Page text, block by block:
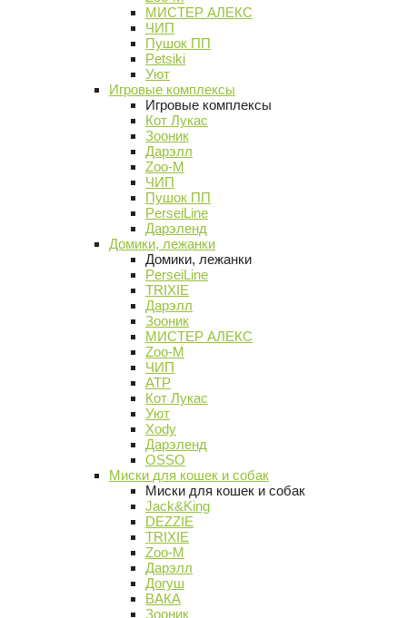
МИСТЕР АЛЕКС
ЧИП
Пушок ПП
Petsiki
Уют
Игровые комплексы
Игровые комплексы
Кот Лукас
Зооник
Дарэлл
Zoo-M
ЧИП
Пушок ПП
PerseiLine
Дарэленд
Домики, лежанки
Домики, лежанки
PerseiLine
TRIXIE
Дарэлл
Зооник
МИСТЕР АЛЕКС
Zoo-M
ЧИП
АТР
Кот Лукас
Уют
Xody
Дарэленд
OSSO
Миски для кошек и собак
Миски для кошек и собак
Jack&King
DEZZIE
TRIXIE
Zoo-M
Дарэлл
Догуш
ВАКА
Зооник